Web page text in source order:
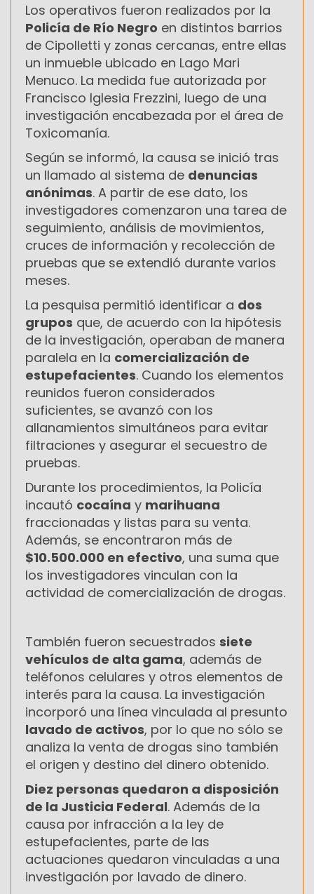
Los operativos fueron realizados por la
Policía de Río Negro en distintos barrios
de Cipolletti y zonas cercanas, entre ellas
un inmueble ubicado en Lago Mari
Menuco. La medida fue autorizada por
Francisco Iglesia Frezzini, luego de una
investigación encabezada por el área de
Toxicomanía.
Según se informó, la causa se inició tras
un llamado al sistema de denuncias
anónimas. A partir de ese dato, los
investigadores comenzaron una tarea de
seguimiento, análisis de movimientos,
cruces de información y recolección de
pruebas que se extendió durante varios
meses.
La pesquisa permitió identificar a dos
grupos que, de acuerdo con la hipótesis
de la investigación, operaban de manera
paralela en la comercialización de
estupefacientes. Cuando los elementos
reunidos fueron considerados
suficientes, se avanzó con los
allanamientos simultáneos para evitar
filtraciones y asegurar el secuestro de
pruebas.
Durante los procedimientos, la Policía
incautó cocaína y marihuana
fraccionadas y listas para su venta.
Además, se encontraron más de
$10.500.000 en efectivo, una suma que
los investigadores vinculan con la
actividad de comercialización de drogas.
También fueron secuestrados siete
vehículos de alta gama, además de
teléfonos celulares y otros elementos de
interés para la causa. La investigación
incorporó una línea vinculada al presunto
lavado de activos, por lo que no sólo se
analiza la venta de drogas sino también
el origen y destino del dinero obtenido.
Diez personas quedaron a disposición
de la Justicia Federal. Además de la
causa por infracción a la ley de
estupefacientes, parte de las
actuaciones quedaron vinculadas a una
investigación por lavado de dinero.